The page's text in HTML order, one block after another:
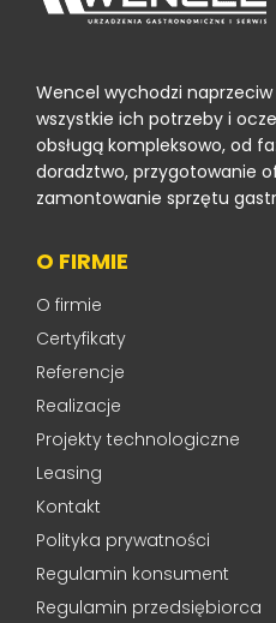
Wencel wychodzi
wszystkie ich potrzeby i
obsługą kompleksowo, od
doradztwo, przygotowanie
zamontowanie sprzętu
O FIRMIE
O firmie
Certyfikaty
Referencje
Realizacje
Projekty technologiczne
Leasing
Kontakt
Polityka prywatności
Regulamin konsument
Regulamin przedsiębiorca